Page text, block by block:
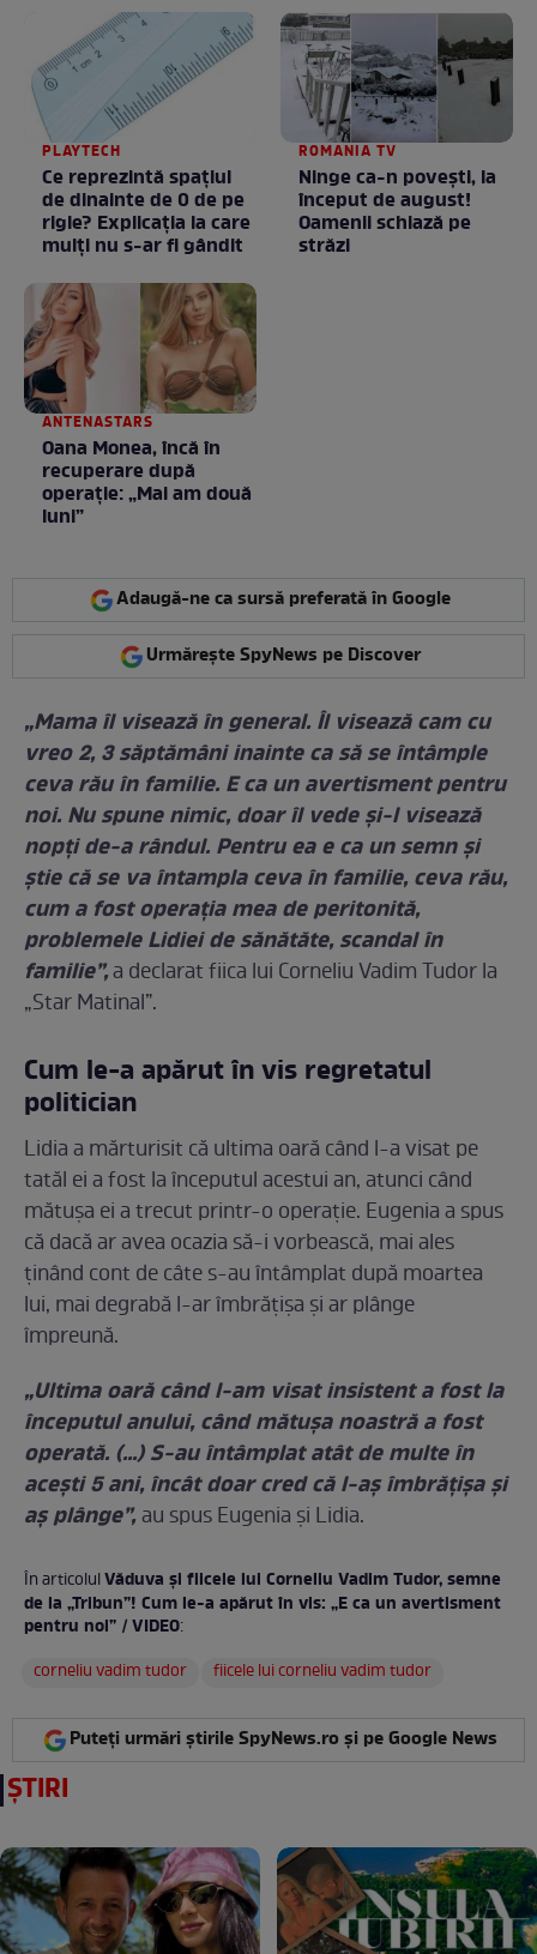
PLAYTECH
Ce reprezintă spaţiul
de dinainte de 0 de pe
rigle? Explicaţia la care
mulţi nu s-ar fi gândit
ROMANIA TV
Ninge ca-n povești, la
început de august!
Oamenii schiază pe
străzi
ANTENASTARS
Oana Monea, încă în
recuperare după
operație: „Mai am două
luni”
Adaugă-ne ca sursă preferată în Google
Urmărește SpyNews pe Discover
„Mama îl visează în general. Îl visează cam cu
vreo 2, 3 săptămâni inainte ca să se întâmple
ceva rău în familie. E ca un avertisment pentru
noi. Nu spune nimic, doar îl vede și-l visează
nopți de-a rândul. Pentru ea e ca un semn și
știe că se va întampla ceva în familie, ceva rău,
cum a fost operația mea de peritonită,
problemele Lidiei de sănătăte, scandal în
familie”,a declarat fiica lui Corneliu Vadim Tudor la
„Star Matinal”.
Cum le-a apărut în vis regretatul
politician
Lidia a mărturisit că ultima oară când l-a visat pe
tatăl ei a fost la începutul acestui an, atunci când
mătușa ei a trecut printr-o operație. Eugenia a spus
că dacă ar avea ocazia să-i vorbească, mai ales
ținând cont de câte s-au întâmplat după moartea
lui, mai degrabă l-ar îmbrățișa și ar plânge
împreună.
„Ultima oară când l-am visat insistent a fost la
începutul anului, când mătușa noastră a fost
operată. (...) S-au întâmplat atât de multe în
acești 5 ani, încât doar cred că l-aș îmbrățișa și
aș plânge”,au spus Eugenia și Lidia.
În articolulVăduva și fiicele lui Corneliu Vadim Tudor, semne
de la „Tribun”! Cum le-a apărut în vis: „E ca un avertisment
pentru noi” / VIDEO:
corneliu vadim tudor
fiicele lui corneliu vadim tudor
Puteți urmări știrile SpyNews.ro și pe Google News
ȘTIRI